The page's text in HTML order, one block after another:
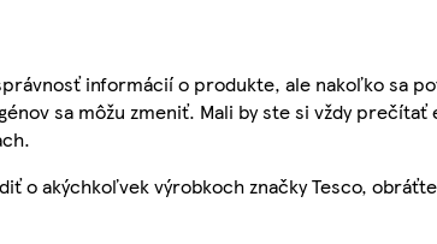
informácií o produkte, ale nakoľko sa
sa môžu zmeniť. Mali by ste si vždy
o akýchkoľvek výrobkoch značky Tesco,